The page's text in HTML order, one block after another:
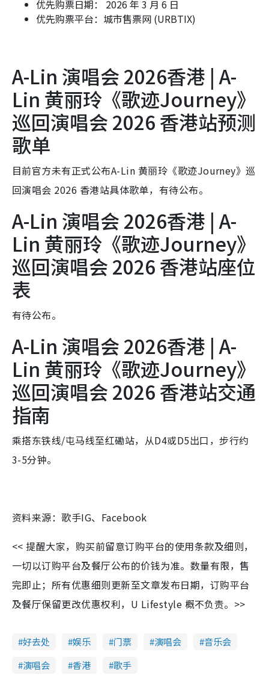
优先购票日期： 2026 年 3 月 6 日
优先购票平台：城市售票网 (URBTIX)
A-Lin 演唱会 2026香港 | A-
Lin 黄丽玲《歌迹Journey》
巡回演唱会 2026 香港站预测
歌单
目前官方未有正式公布A-Lin 黄丽玲《歌迹Journey》巡
回演唱会 2026 香港站具体歌单，有待公布。
A-Lin 演唱会 2026香港 | A-
Lin 黄丽玲《歌迹Journey》
巡回演唱会 2026 香港站座位
表
有待公布。
A-Lin 演唱会 2026香港 | A-
Lin 黄丽玲《歌迹Journey》
巡回演唱会 2026 香港站交通
指南
乘搭东铁线/屯马线至红磡站，从D4或D5出口，步行约
3-5分钟。
资料来源：歌手IG、Facebook
<< 提醒大家，购买前留意订购平台的使用条款及细则，
一切以订购平台及餐厅公布的价钱为准。数量有限，售
完即止；所有优惠细则更新至文章发布日期，订购平台
及餐厅保留更改优惠权利，U Lifestyle 概不负责。>>
好去处 娱乐 门票 演唱会
音乐会
演唱会
香港 歌手